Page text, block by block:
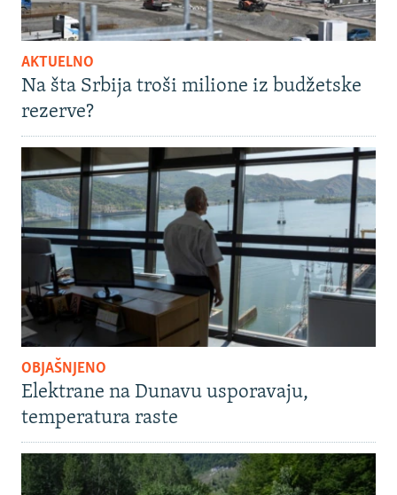
AKTUELNO
Na šta Srbija troši milione iz budžetske
rezerve?
OBJAŠNJENO
Elektrane na Dunavu usporavaju,
temperatura raste